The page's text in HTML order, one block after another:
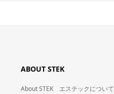
ABOUT STEK
About STEK エステックについて